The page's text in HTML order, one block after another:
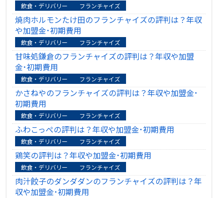
飲食・デリバリー フランチャイズ
焼肉ホルモンたけ田のフランチャイズの評判は？年収
や加盟金･初期費用
飲食・デリバリー フランチャイズ
甘味処鎌倉のフランチャイズの評判は？年収や加盟
金･初期費用
飲食・デリバリー フランチャイズ
かさねやのフランチャイズの評判は？年収や加盟金･
初期費用
飲食・デリバリー フランチャイズ
ふわこっぺの評判は？年収や加盟金･初期費用
飲食・デリバリー フランチャイズ
鶏笑の評判は？年収や加盟金･初期費用
飲食・デリバリー フランチャイズ
肉汁餃子のダンダダンのフランチャイズの評判は？年
収や加盟金･初期費用